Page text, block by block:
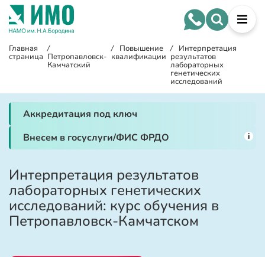
Главная
страница
/
Петропавловск-
Камчатский
/ Повышение
квалификации
/ Интерпретация
результатов
лабораторных
генетических
исследований
Аккредитация под ключ
Внесем в госуслуги/ФИС ФРДО
i
Интерпретация результатов
лабораторных генетических
исследований: курс обучения в
Петропавловск-Камчатском